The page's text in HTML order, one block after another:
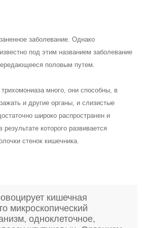
заболевание. Однако
под этим названием заболевание
половым путем.
трихомониаза много, они способны, в
и другие органы, и слизистые
широко распространен и
которого развивается
стенок кишечника.
кишечная
микроскопический
одноклеточное,